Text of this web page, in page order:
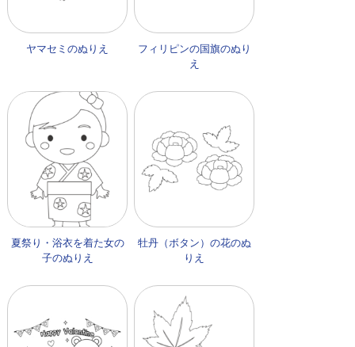
ヤマセミのぬりえ
フィリピンの国旗のぬり
え
夏祭り・浴衣を着た女の
子のぬりえ
牡丹（ボタン）の花のぬ
りえ